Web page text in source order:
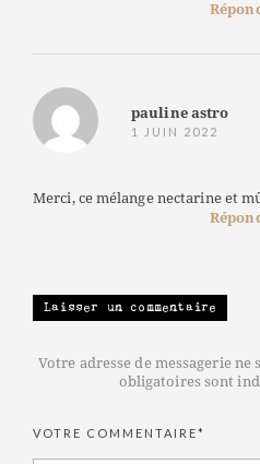
pauline astro
1 JUIN 2022
Merci, ce mélange nectarine et
Laisser un commentaire
Votre adresse de messagerie ne
obligatoires sont
VOTRE COMMENTAIRE*